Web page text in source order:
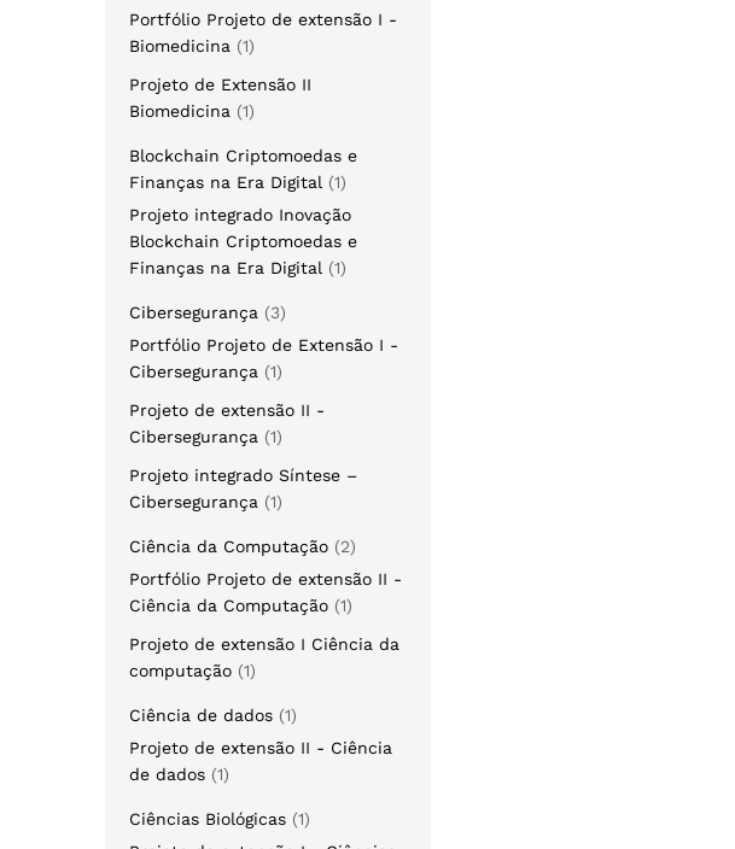
Portfólio Projeto de extensão I -
Biomedicina
1
Projeto de Extensão II
Biomedicina
1
Blockchain Criptomoedas e
Finanças na Era Digital
1
Projeto integrado Inovação
Blockchain Criptomoedas e
Finanças na Era Digital
1
Cibersegurança
3
Portfólio Projeto de Extensão I -
Cibersegurança
1
Projeto de extensão II -
Cibersegurança
1
Projeto integrado Síntese –
Cibersegurança
1
Ciência da Computação
2
Portfólio Projeto de extensão II -
Ciência da Computação
1
Projeto de extensão I Ciência da
computação
1
Ciência de dados
1
Projeto de extensão II - Ciência
de dados
1
Ciências Biológicas
1